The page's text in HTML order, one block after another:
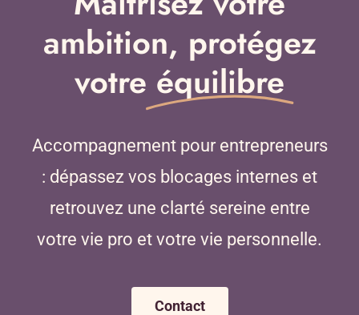
ambition, protégez
votre équilibre
Accompagnement pour entrepreneurs
: dépassez vos blocages internes et
retrouvez une clarté sereine entre
votre vie pro et votre vie personnelle.
Contact